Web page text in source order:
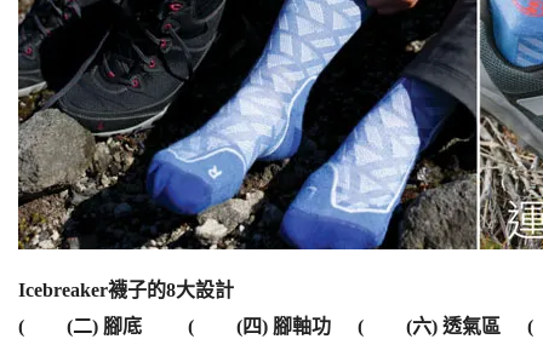
Icebreaker襪子的8大設計
(
(二) 腳底
(
(四) 腳軸功
(
(六) 透氣區
(